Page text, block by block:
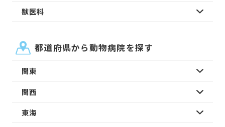
獣医科
都道府県から動物病院を探す
関東
関西
東海